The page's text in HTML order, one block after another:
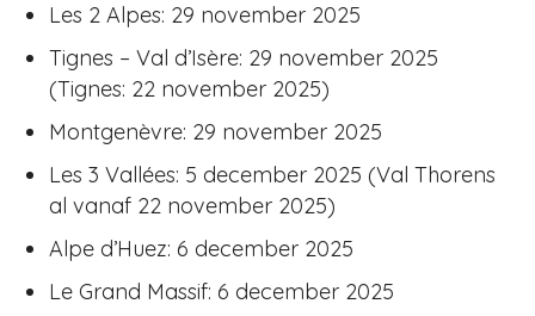
Les 2 Alpes: 29 november 2025
Tignes – Val d’Isère: 29 november 2025
(Tignes: 22 november 2025)
Montgenèvre: 29 november 2025
Les 3 Vallées: 5 december 2025 (Val Thorens
al vanaf 22 november 2025)
Alpe d’Huez: 6 december 2025
Le Grand Massif: 6 december 2025